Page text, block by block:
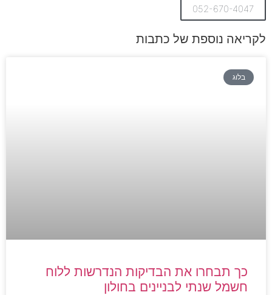
052-670-4047
לקריאה נוספת של כתבות
בלוג
כך תבחרו את הבדיקות הנדרשות ללוח
חשמל שנתי לבניינים בחולון